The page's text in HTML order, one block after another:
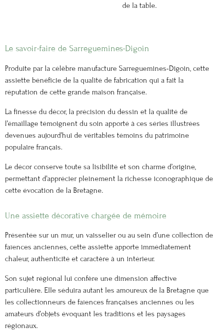
de la table.
Le savoir-faire de Sarreguemines-Digoin
Produite par la célèbre manufacture Sarreguemines-Digoin, cette
assiette bénéficie de la qualité de fabrication qui a fait la
réputation de cette grande maison française.
La finesse du décor, la précision du dessin et la qualité de
l’émaillage témoignent du soin apporté à ces séries illustrées
devenues aujourd’hui de véritables témoins du patrimoine
populaire français.
Le décor conserve toute sa lisibilité et son charme d’origine,
permettant d’apprécier pleinement la richesse iconographique de
cette évocation de la Bretagne.
Une assiette décorative chargée de mémoire
Présentée sur un mur, un vaisselier ou au sein d’une collection de
faïences anciennes, cette assiette apporte immédiatement
chaleur, authenticité et caractère à un intérieur.
Son sujet régional lui confère une dimension affective
particulière. Elle séduira autant les amoureux de la Bretagne que
les collectionneurs de faïences françaises anciennes ou les
amateurs d’objets évoquant les traditions et les paysages
régionaux.